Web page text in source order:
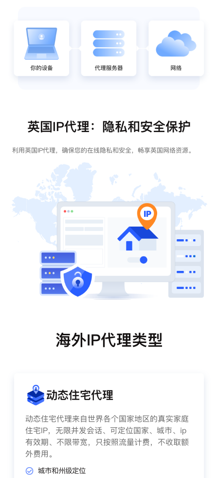
英国IP代理：隐私和安全保护
利用英国IP代理，确保您的在线隐私和安全，畅享英国网络资源。
海外IP代理类型
动态住宅代理
动态住宅代理来自世界各个国家地区的真实家庭
住宅IP，无限并发会话、可定位国家、城市、ip
有效期、不限带宽，只按照流量计费，不收取额
外费用。
城市和州级定位